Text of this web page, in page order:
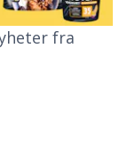
fra